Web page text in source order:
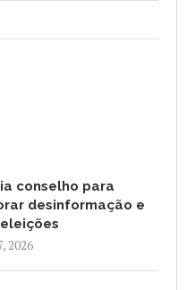
conselho para
desinformação e
2026